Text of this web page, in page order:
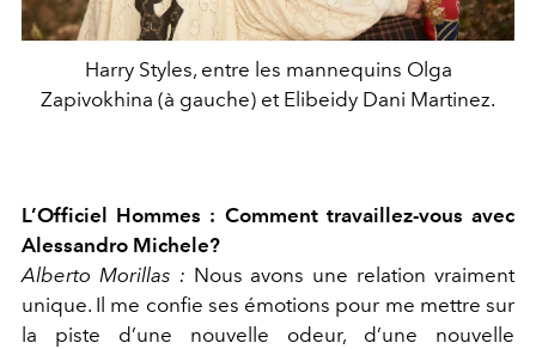
Harry Styles, entre les mannequins Olga
Zapivokhina (à gauche) et Elibeidy Dani Martinez.
L’Officiel Hommes : Comment travaillez-vous avec
Alessandro Michele?
Alberto Morillas : Nous avons une relation vraiment
unique. Il me confie ses émotions pour me mettre sur
la piste d’une nouvelle odeur, d’une nouvelle